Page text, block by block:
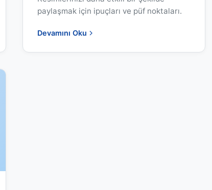
paylaşmak için ipuçları ve püf noktaları.
Devamını Oku